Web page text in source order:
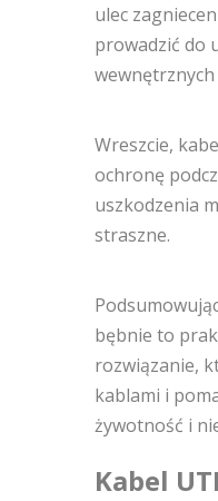
ulec
prowadzić do
wewnętrznych
Wreszcie,
ochronę
uszkodzenia
straszne.
bębnie to
rozwiązanie,
kablami i
żywotność i
Kabel